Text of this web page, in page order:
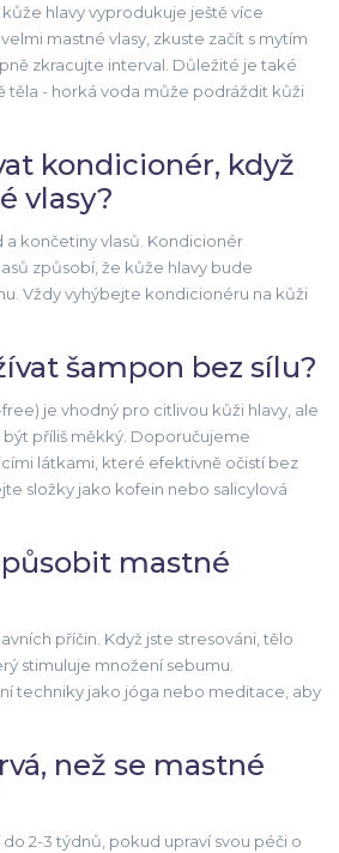
hlavy vyprodukuje ještě více
mastné vlasy, zkuste začít s mytím
zkracujte interval. Důležité je také
těla - horká voda může podráždit kůži
kondicionér, když
vlasy?
a končetiny vlasů. Kondicionér
způsobí, že kůže hlavy bude
Vždy vyhýbejte kondicionéru na kůži
šampon bez sílu?
je vhodný pro citlivou kůži hlavy, ale
příliš měkký. Doporučujeme
látkami, které efektivně očistí bez
složky jako kofein nebo salicylová
mastné
příčin. Když jste stresováni, tělo
stimuluje množení sebumu.
techniky jako jóga nebo meditace, aby
než se mastné
2-3 týdnů, pokud upraví svou péči o